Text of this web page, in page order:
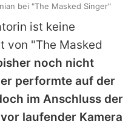
ist keine
von "The Masked
noch nicht
performte auf der
im Anschluss der
laufender Kamera
bei "The Masked Singer"